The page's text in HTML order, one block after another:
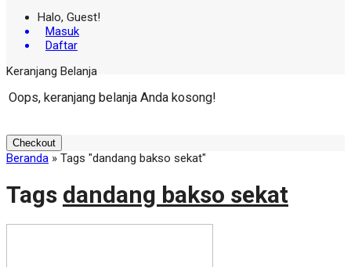
Halo, Guest!
Masuk
Daftar
Keranjang Belanja
Oops, keranjang belanja Anda kosong!
Checkout
Beranda » Tags "dandang bakso sekat"
Tags dandang bakso sekat